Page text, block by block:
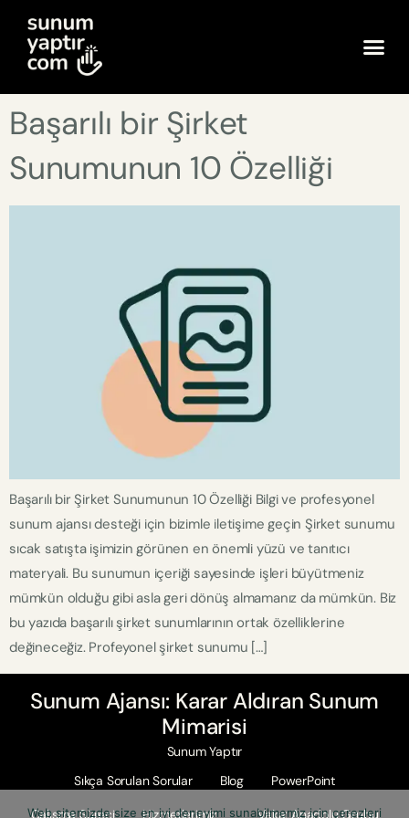
Başarılı bir Şirket
Sunumunun 10 Özelliği
Başarılı bir Şirket Sunumunun 10 Özelliği Bilgi ve profesyonel
sunum ajansı desteği için bizimle iletişime geçin Şirket sunumu
sıcak satışta işimizin görünen en önemli yüzü ve tanıtıcı
materyali. Bu sunumun içeriği sayesinde işleri büyütmeniz
mümkün olduğu gibi asla geri dönüş almamanız da mümkün. Biz
bu yazıda başarılı şirket sunumlarının ortak özelliklerine
değineceğiz. Profeyonel şirket sunumu […]
Sunum Ajansı: Karar Aldıran Sunum
Mimarisi
Sunum Yaptır
Sıkça Sorulan Sorular
Blog PowerPoint
Çalışma Süreci Hizmetlerimiz Vaka: Anadolu Grubu
Web sitemizde size en iyi deneyimi sunabilmemiz için çerezleri